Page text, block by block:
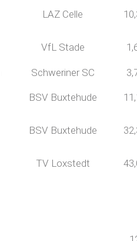
LAZ Celle
VfL Stade
Schweriner SC
BSV Buxtehude
BSV Buxtehude
TV Loxstedt